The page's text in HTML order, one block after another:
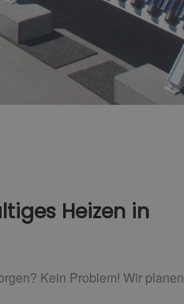
Heizen in
Kein Problem! Wir planen